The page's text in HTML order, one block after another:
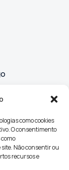
como cookies
O consentimento
Não consentir ou
recursos e